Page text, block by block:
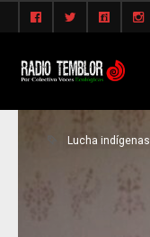
Lucha indígenas